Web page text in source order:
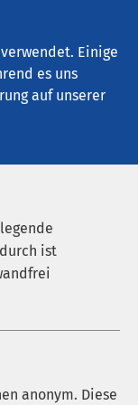
Einige
es uns
auf unserer
ist
anonym. Diese
arbeitet mit
gesetzlichen
Rücksprache
zusammen.